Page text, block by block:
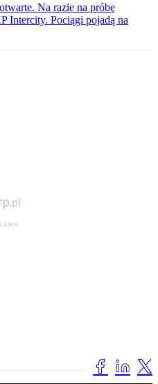
Na razie na próbę
Intercity. Pociągi pojadą na